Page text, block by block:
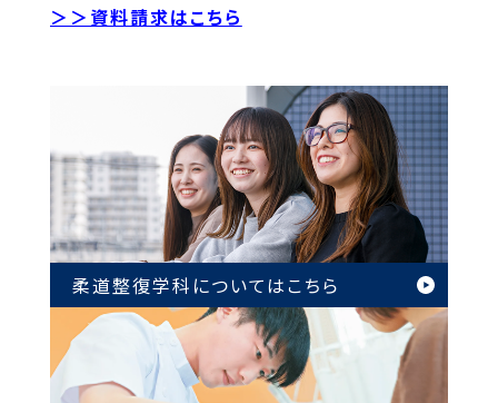
＞＞資料請求はこちら
柔道整復学科についてはこちら